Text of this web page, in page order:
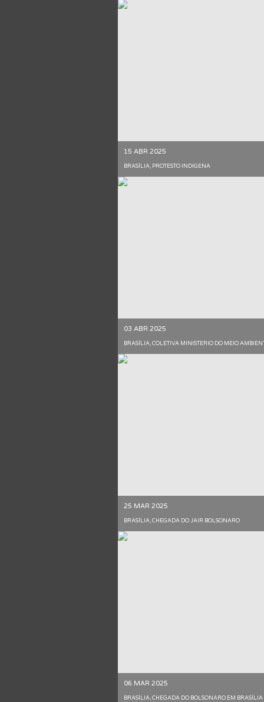
15 ABR 2025
BRASÍLIA, PROTESTO INDIGENA
03 ABR 2025
BRASÍLIA, COLETIVA MINISTERIO DO MEIO
25 MAR 2025
BRASÍLIA, CHEGADA DO JAIR BOLSONARO
06 MAR 2025
BRASÍLIA, CHEGADA DO BOLSONARO EM BRASÍLIA